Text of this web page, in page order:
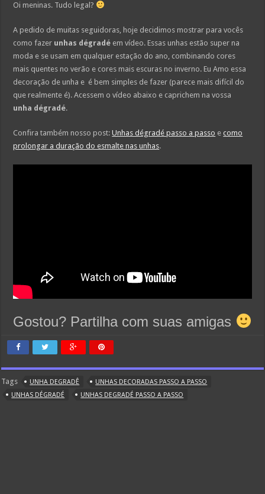
Oi meninas. Tudo legal?
A pedido de muitas seguidoras, hoje decidimos mostrar para vocês
como fazer unhas dégradé em vídeo. Essas unhas estão super na
moda e se usam em qualquer estação do ano, combinando cores
mais quentes no verão e cores mais escuras no inverno. Eu Amo essa
decoração de unha e é bem simples de fazer (parece mais difícil do
que realmente é). Acessem o vídeo abaixo e caprichem na vossa
unha dégradé.
Confira também nosso post:Unhas dégradé passo a passo ecomo
prolongar a duração do esmalte nas unhas.
Gostou? Partilha com suas amigas
Tags UNHA DEGRADÊ
UNHAS DECORADAS PASSO A PASSO
UNHAS DÉGRADÉ
UNHAS DEGRADÉ PASSO A PASSO